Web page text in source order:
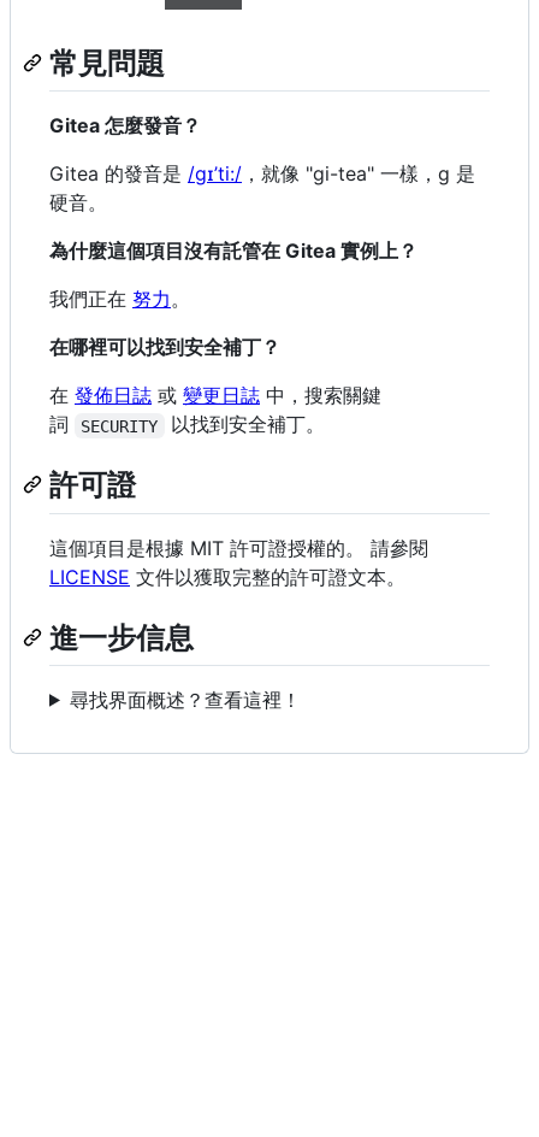
常見問題
Gitea 怎麼發音？
Gitea 的發音是 /ɡɪ’ti:/ ，就像 "gi-tea" 一樣，g 是
硬音。
為什麼這個項目沒有託管在 Gitea 實例上？
我們正在 努力。
在哪裡可以找到安全補丁？
在 發佈日誌 或 變更日誌 中，搜索關鍵
詞
SECURITY 以找到安全補丁。
許可證
這個項目是根據 MIT 許可證授權的。 請參閱
LICENSE 文件以獲取完整的許可證文本。
進一步信息
尋找界面概述？查看這裡！